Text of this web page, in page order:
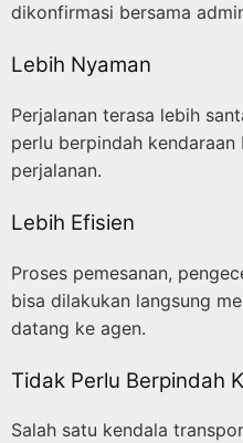
dikonfirmasi bersama
Lebih Nyaman
Perjalanan terasa lebih
perlu berpindah
perjalanan.
Lebih Efisien
Proses pemesanan,
bisa dilakukan langsung
datang ke agen.
Tidak Perlu Berpindah
Salah satu kendala